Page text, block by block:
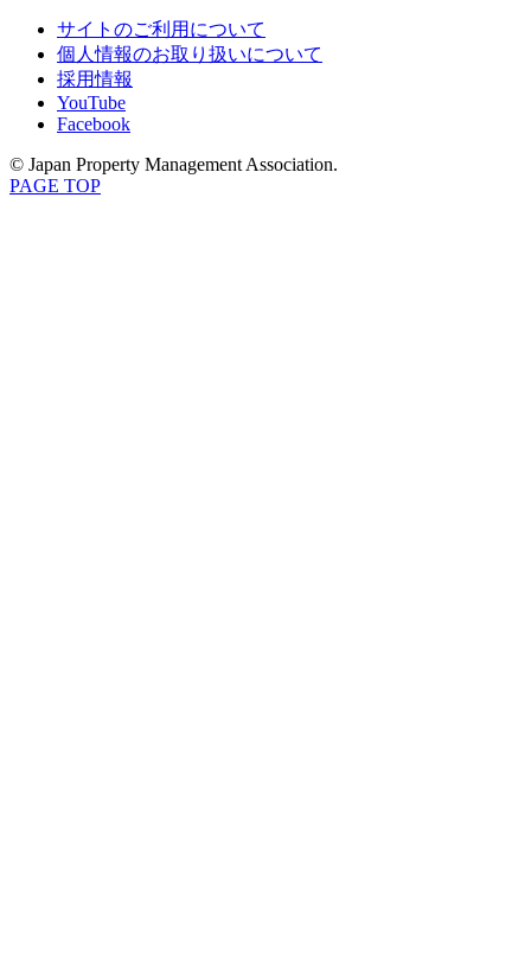
サイトのご利用について
個人情報のお取り扱いについて
採用情報
YouTube
Facebook
© Japan Property Management Association.
PAGE TOP